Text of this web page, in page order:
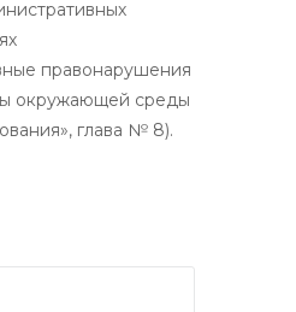
правонарушения
окружающей среды
глава № 8).